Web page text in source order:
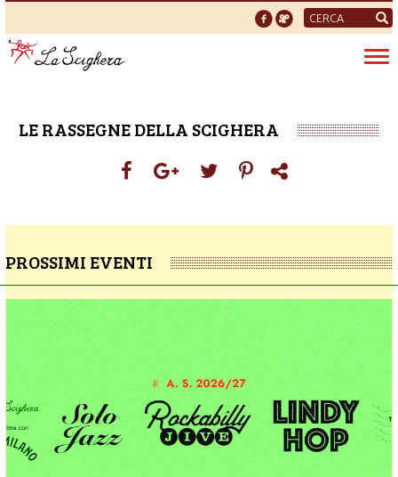
Form
di
ricerca
LE RASSEGNE DELLA SCIGHERA
PROSSIMI EVENTI